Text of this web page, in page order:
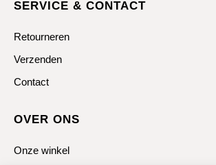
SERVICE & CONTACT
Retourneren
Verzenden
Contact
OVER ONS
Onze winkel